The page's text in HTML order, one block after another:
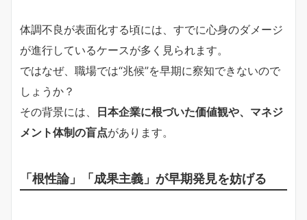
体調不良が表面化する頃には、すでに心身のダメージ
が進行しているケースが多く見られます。
ではなぜ、職場では“兆候”を早期に察知できないので
しょうか？
その背景には、 日本企業に根づいた価値観や、マネジ
メント体制の盲点があります。
「根性論」「成果主義」が早期発見を妨げる